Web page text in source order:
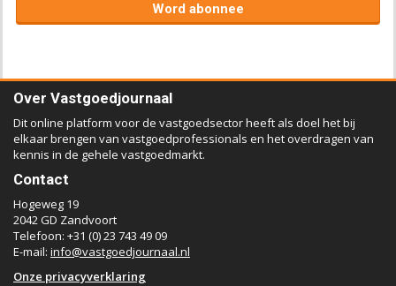
Word abonnee
Over Vastgoedjournaal
Dit online platform voor de vastgoedsector heeft als doel het bij
elkaar brengen van vastgoedprofessionals en het overdragen van
kennis in de gehele vastgoedmarkt.
Contact
Hogeweg 19
2042 GD Zandvoort
Telefoon: +31 (0) 23 743 49 09
E-mail: info@vastgoedjournaal.nl
Onze privacyverklaring